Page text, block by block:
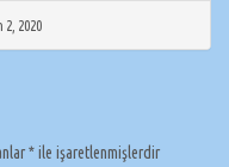
2, 2020
*ile işaretlenmişlerdir